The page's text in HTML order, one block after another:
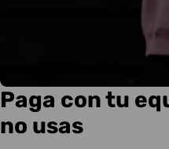
Paga con tu
no usas